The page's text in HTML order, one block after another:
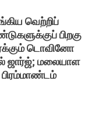
வெற்றிப்
பிறகு
டொவினோ
ஜார்ஜ்; மலையாள
பிரம்மாண்டம்